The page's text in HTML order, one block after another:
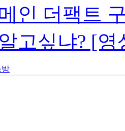
인 더팩트
고싶냐? [
방